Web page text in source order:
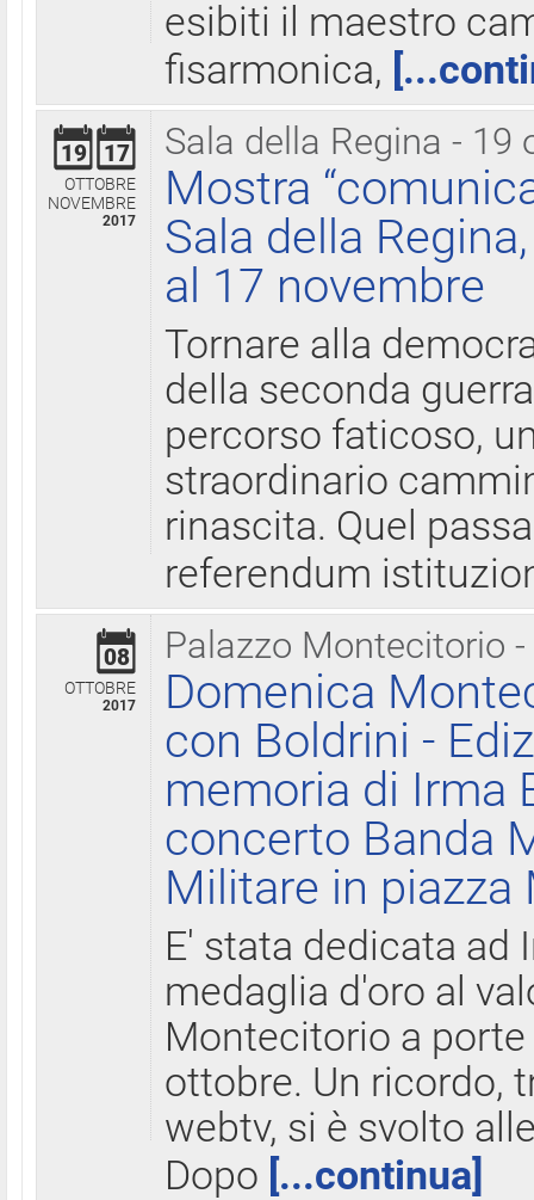
esibiti il maestro
fisarmonica,
Sala della Regina - 19
19 17
OTTOBRE
NOVEMBRE
2017
Mostra
Sala della
al 17 novembre
Tornare alla
della seconda
percorso faticoso,
straordinario
rinascita. Quel
referendum
Palazzo Montecitorio
08
OTTOBRE
2017
Domenica
con Boldrini -
memoria di Irma
concerto Banda
Militare in
E' stata dedicata ad
medaglia d'oro al
Montecitorio a
ottobre. Un ricordo,
webtv, si è svolto
Dopo [...continua]